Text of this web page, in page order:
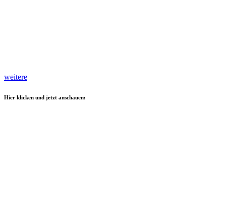
weitere
Hier klicken und jetzt anschauen: